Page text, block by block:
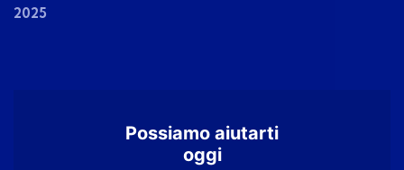
2025
Possiamo aiutarti
oggi